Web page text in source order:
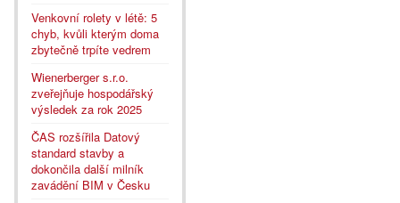
Venkovní rolety v létě: 5
chyb, kvůli kterým doma
zbytečně trpíte vedrem
Wienerberger s.r.o.
zveřejňuje hospodářský
výsledek za rok 2025
ČAS rozšířila Datový
standard stavby a
dokončila další milník
zavádění BIM v Česku